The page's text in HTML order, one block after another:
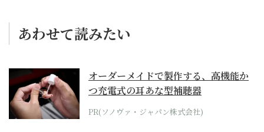
あわせて読みたい
オーダーメイドで製作する、高機能か
つ充電式の耳あな型補聴器
PR(ソノヴァ・ジャパン株式会社)